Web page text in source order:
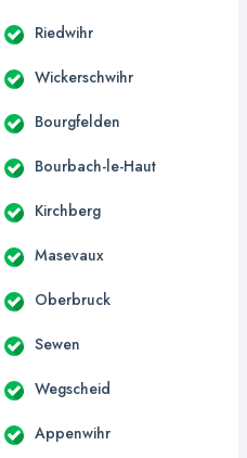
Riedwihr
Wickerschwihr
Bourgfelden
Bourbach-le-Haut
Kirchberg
Masevaux
Oberbruck
Sewen
Wegscheid
Appenwihr